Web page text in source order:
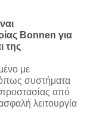
Bonnen για
της
με
συστήματα
προστασίας από
λειτουργία